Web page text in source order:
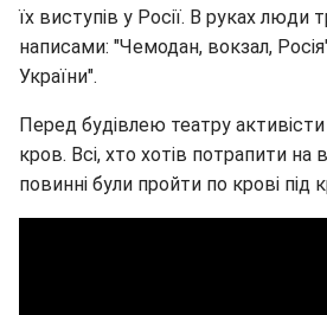
їх виступів у Росії. В руках люди
написами: "Чемодан, вокзал,
України".
Перед будівлею театру
кров. Всі, хто хотів потрапити на
повинні були пройти по крові під